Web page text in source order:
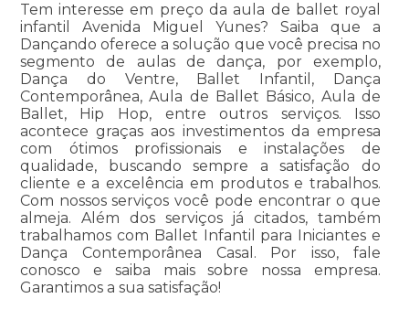
Tem interesse em preço da aula de ballet royal
infantil Avenida Miguel Yunes? Saiba que a
Dançando oferece a solução que você precisa no
segmento de aulas de dança, por exemplo,
Dança do Ventre, Ballet Infantil, Dança
Contemporânea, Aula de Ballet Básico, Aula de
Ballet, Hip Hop, entre outros serviços. Isso
acontece graças aos investimentos da empresa
com ótimos profissionais e instalações de
qualidade, buscando sempre a satisfação do
cliente e a excelência em produtos e trabalhos.
Com nossos serviços você pode encontrar o que
almeja. Além dos serviços já citados, também
trabalhamos com Ballet Infantil para Iniciantes e
Dança Contemporânea Casal. Por isso, fale
conosco e saiba mais sobre nossa empresa.
Garantimos a sua satisfação!